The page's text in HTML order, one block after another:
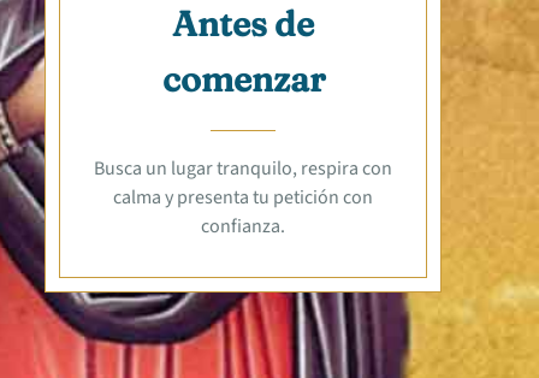
Antes de
comenzar
Busca un lugar tranquilo, respira con
calma y presenta tu petición con
confianza.